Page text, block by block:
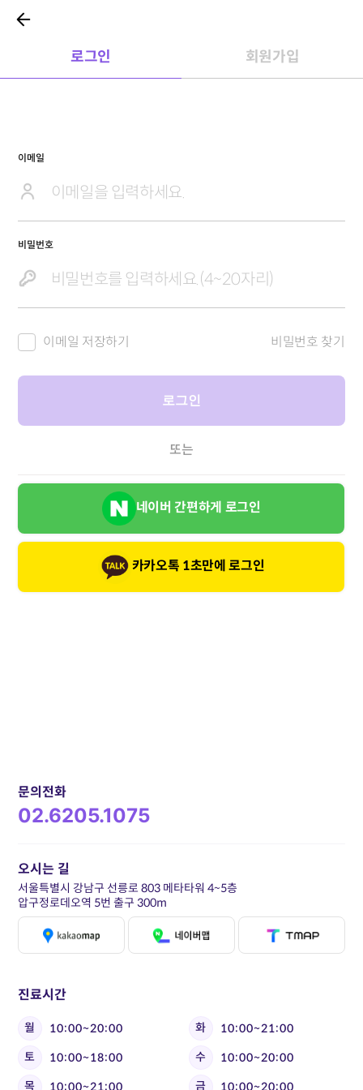
로그인 회원가입
이메일
비밀번호
이메일 저장하기 비밀번호 찾기
로그인
또는
네이버 간편하게 로그인
카카오톡 1초만에 로그인
문의전화
02.6205.1075
진료시간
월 10:00~20:00 화
10:00~21:00
토
10:00~18:00 수
10:00~20:00
목
10:00~21:00 금 10:00~20:00
오시는 길
서울특별시 강남구 선릉로 803 메타타워 4~5층
압구정로데오역 5번 출구 300m